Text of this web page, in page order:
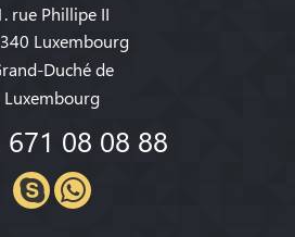
rue Phillipe II
Luxembourg
Duché de
Luxembourg
671 08 08 88